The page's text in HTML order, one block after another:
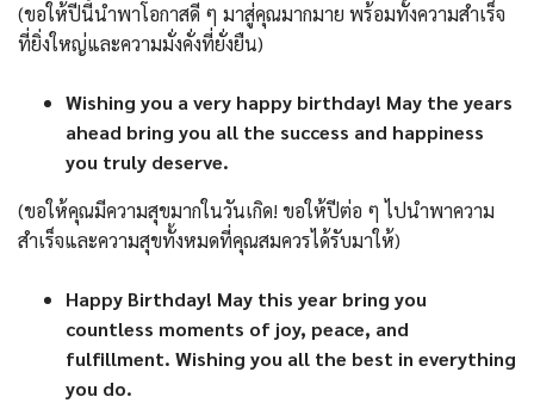
(ขอให้ปีนี้นำพาโอกาสดี ๆ มาสู่คุณมากมาย พร้อมทั้งความสำเร็จ
ที่ยิ่งใหญ่และความมั่งคั่งที่ยั่งยืน)
Wishing you a very happy birthday! May the years
ahead bring you all the success and happiness
you truly deserve.
(ขอให้คุณมีความสุขมากในวันเกิด! ขอให้ปีต่อ ๆ ไปนำพาความ
สำเร็จและความสุขทั้งหมดที่คุณสมควรได้รับมาให้)
Happy Birthday! May this year bring you
countless moments of joy, peace, and
fulfillment. Wishing you all the best in everything
you do.